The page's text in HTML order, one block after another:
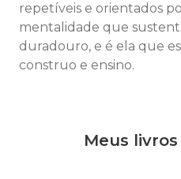
repetíveis e orientados
mentalidade que
duradouro, e é ela que
construo e ensino.
Meus